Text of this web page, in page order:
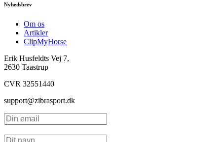
Nyhedsbrev
Om os
Artikler
ClipMyHorse
Erik Husfeldts Vej 7,
2630 Taastrup
CVR 32551440
support@zibrasport.dk